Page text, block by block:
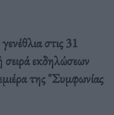
στις 31
σειρά εκδηλώσεων
της "Συμφωνίας